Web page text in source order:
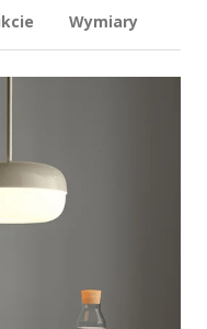
Wymiary